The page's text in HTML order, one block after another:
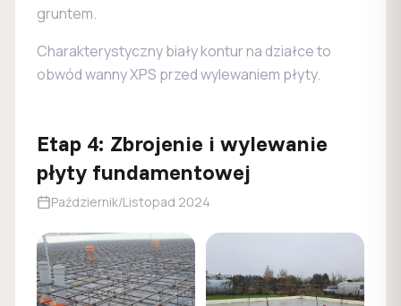
gruntem.
Charakterystyczny biały kontur na działce to
obwód wanny XPS przed wylewaniem płyty.
Etap 4: Zbrojenie i wylewanie
płyty fundamentowej
Październik/Listopad 2024